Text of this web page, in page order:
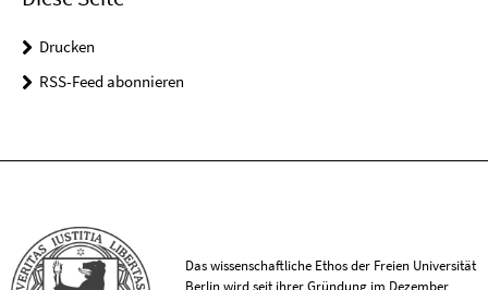
Drucken
RSS-Feed abonnieren
Das wissenschaftliche Ethos der Freien Universität
Berlin wird seit ihrer Gründung im Dezember